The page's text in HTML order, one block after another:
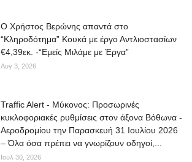
O Χρήστος Βερώνης απαντά στο
“Κληροδότημα” Κουκά με έργο Αντλιοστασίων
€4,39εκ. -“Εμείς Μιλάμε με Έργα”
Αυγ 3, 2026
Traffic Alert - Μύκονος: Προσωρινές
κυκλοφοριακές ρυθμίσεις στον άξονα Βόθωνα -
Αεροδρομίου την Παρασκευή 31 Ιουλίου 2026
– Όλα όσα πρέπει να γνωρίζουν οδηγοί,...
Ιουλ 30, 2026